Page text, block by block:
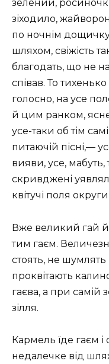
зелений,
зіходило,
по ночнім
шляхом, свіжість
благодать, що не
співав. То
голосно, на усе
й цим ранком,
усе-таки об тім
питаючій пісні,—
вияви, усе, мабуть,
скривджені
квітучі поля округи.
Вже великий гай
тим гаєм.
стоять, не
проквітають
гаєва, а при самій
зілля.
Кармель їде гаєм і
недалечке від